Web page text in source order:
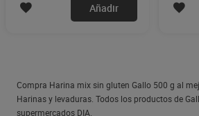
Añadir
Compra Harina mix sin gluten Gallo 500 g al
Harinas y levaduras. Todos los productos de
supermercados DIA.